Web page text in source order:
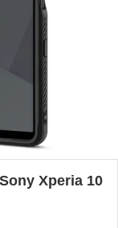
Xperia 10